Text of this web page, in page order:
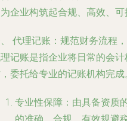
企业构筑起合规、高效、可
代理记账：规范财务流程
记账是指企业将日常的会
委托给专业的记账机构完成
专业性保障 ：由具备资质